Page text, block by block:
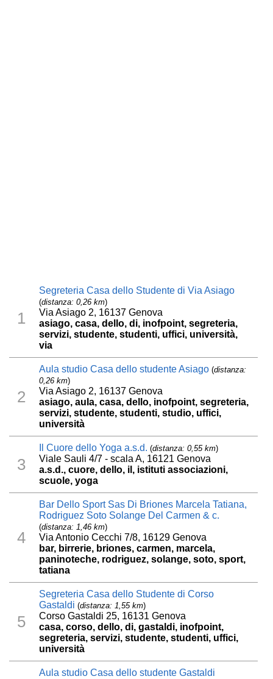
1
Segreteria Casa dello Studente di Via Asiago
(distanza: 0,26 km)
Via Asiago 2, 16137 Genova
asiago, casa, dello, di, inofpoint, segreteria,
servizi, studente, studenti, uffici, università,
via
2
Aula studio Casa dello studente Asiago (distanza:
0,26 km)
Via Asiago 2, 16137 Genova
asiago, aula, casa, dello, inofpoint, segreteria,
servizi, studente, studenti, studio, uffici,
università
3
Il Cuore dello Yoga a.s.d. (distanza: 0,55 km)
Viale Sauli 4/7 - scala A, 16121 Genova
a.s.d., cuore, dello, il, istituti associazioni,
scuole, yoga
4
Bar Dello Sport Sas Di Briones Marcela Tatiana,
Rodriguez Soto Solange Del Carmen & c.
(distanza: 1,46 km)
Via Antonio Cecchi 7/8, 16129 Genova
bar, birrerie, briones, carmen, marcela,
paninoteche, rodriguez, solange, soto, sport,
tatiana
5
Segreteria Casa dello Studente di Corso
Gastaldi (distanza: 1,55 km)
Corso Gastaldi 25, 16131 Genova
casa, corso, dello, di, gastaldi, inofpoint,
segreteria, servizi, studente, studenti, uffici,
università
Aula studio Casa dello studente Gastaldi